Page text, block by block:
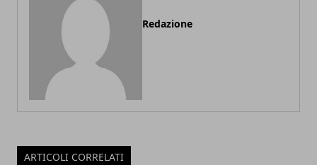
Redazione
ARTICOLI CORRELATI